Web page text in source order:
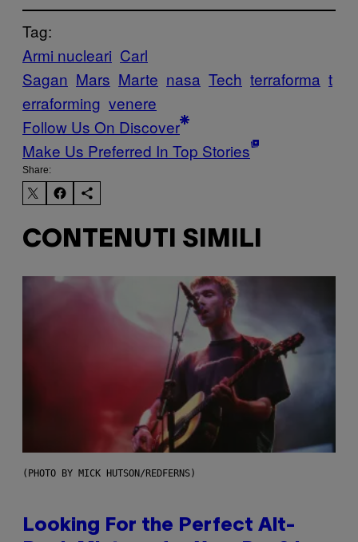
Tag:
Armi nucleari Carl
Sagan Mars Marte nasa Tech terraforma t
erraforming venere
Follow Us On Discover
Make Us Preferred In Top Stories
Share:
CONTENUTI SIMILI
(PHOTO BY MICK HUTSON/REDFERNS)
Looking For the Perfect Alt-